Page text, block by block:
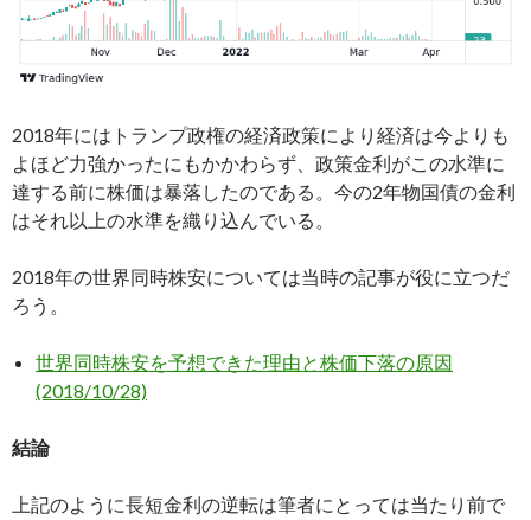
2018年にはトランプ政権の経済政策により経済は今よりも
よほど力強かったにもかかわらず、政策金利がこの水準に
達する前に株価は暴落したのである。今の2年物国債の金利
はそれ以上の水準を織り込んでいる。
2018年の世界同時株安については当時の記事が役に立つだ
ろう。
世界同時株安を予想できた理由と株価下落の原因
(2018/10/28)
結論
上記のように長短金利の逆転は筆者にとっては当たり前で